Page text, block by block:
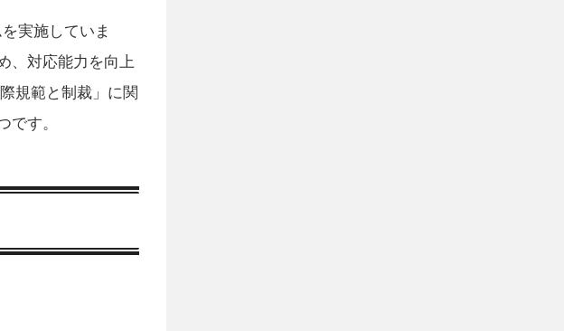
実施していま
、対応能力を向上
規範と制裁」に関
です。